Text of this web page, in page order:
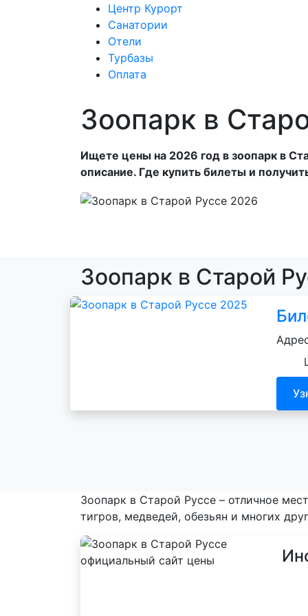
Центр Курорт
Санатории
Отели
Турбазы
Оплата
Зоопарк в
Ищете цены на 2026 год в зоопарк в
описание. Где купить билеты и
Зоопарк в Старой
Зоопарк в Старой Руссе – отличное
тигров, медведей, обезьян и многих